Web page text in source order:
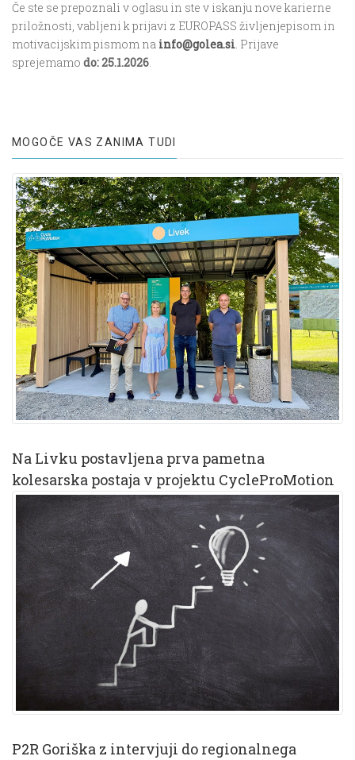
Če ste se prepoznali v oglasu in ste v iskanju nove karierne
priložnosti, vabljeni k prijavi z EUROPASS življenjepisom in
motivacijskim pismom na info@golea.si. Prijave
sprejemamo do: 25.1.2026.
MOGOČE VAS ZANIMA TUDI
Na Livku postavljena prva pametna
kolesarska postaja v projektu CycleProMotion
P2R Goriška z intervjuji do regionalnega